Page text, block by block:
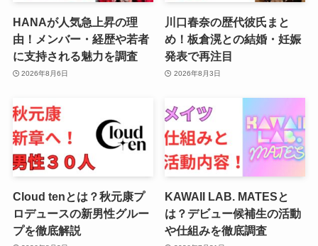
HANAが人気急上昇の理
由！メンバー・経歴や若者
に支持される魅力を調査
2026年8月6日
川口春奈の歴代彼氏まと
め！板倉滉との結婚・妊娠
発表で再注目
2026年8月3日
Cloud tenとは？秋元康プ
ロデュースの新男性グルー
プを徹底解説
KAWAII LAB. MATESと
は？デビュー候補生の活動
や仕組みを徹底調査